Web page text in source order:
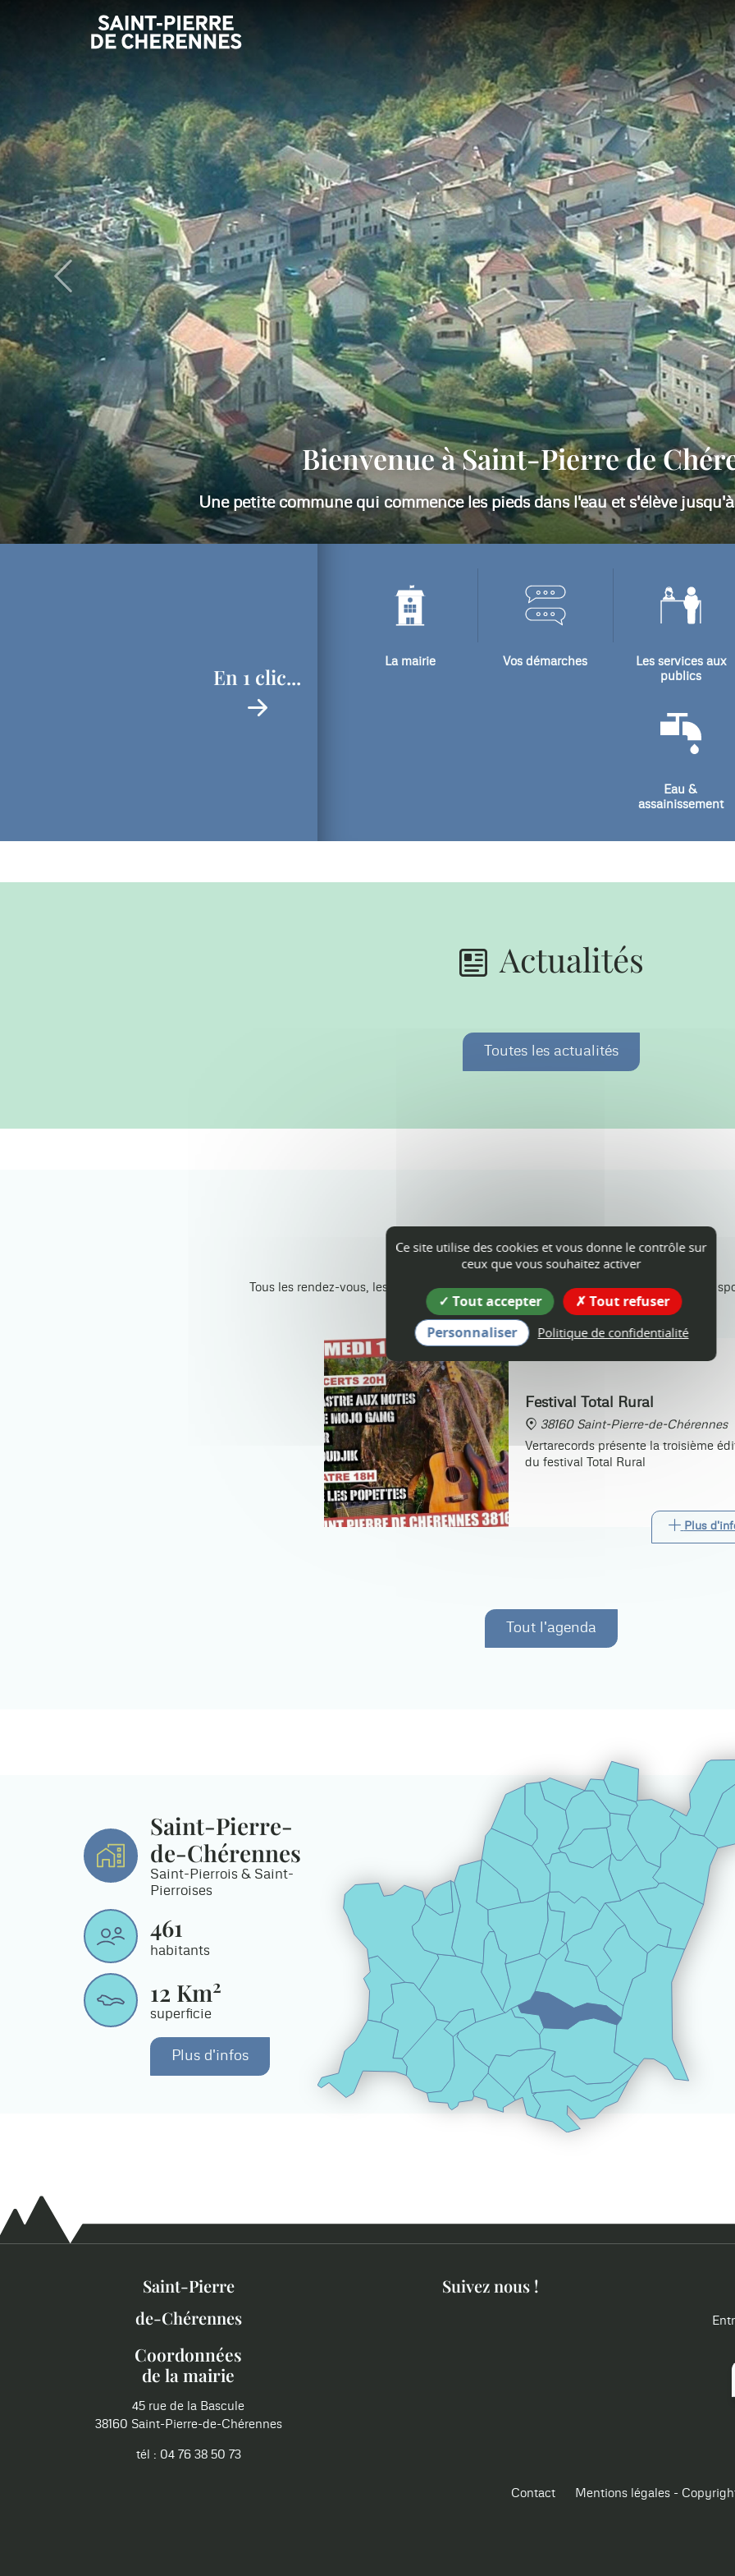
Attention les adresses mail ont changé , voici les
Pour la mairie : mairie@stp-cherennes.fr
Pour le maire : maire@stp-cherennes.fr
En 1 clic...
La mairie Vos démarches
Les services aux
publics
Eau &
assainissement
Actualités
Toutes les actualités
Agenda
Tous les rendez-vous, les animations dans les communes, les concerts, événements
sam. 19 SEPT.
Festival Total Rural
38160 Saint-Pierre-de-Chérennes
Vertarecords présente la troisième
du festival Total Rural
Plus
Tout l'agenda
Saint-Pierre-
de-Chérennes
Saint-Pierrois & Saint-
Pierroises
461
habitants
12 Km2
superficie
Plus d'infos
Saint-Pierre
de-Chérennes
Coordonnées
de la mairie
45 rue de la Bascule
38160 Saint-Pierre-de-Chérennes
tél : 04 76 38 50 73
Suivez nous !
Contact Mentions légales -
Ce site utilise des cookies et vous donne le contrôle sur
ceux que vous souhaitez activer
Tout accepter
Tout refuser
Personnaliser
Politique de confidentialité